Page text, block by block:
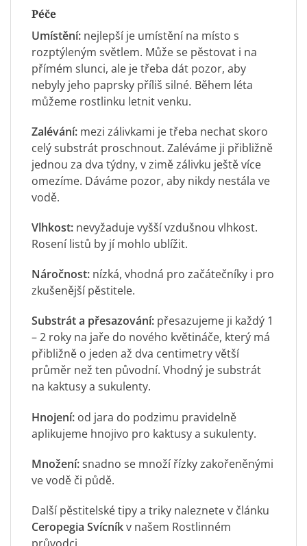
Péče
Umístění: nejlepší je umístění na místo s
rozptýleným světlem. Může se pěstovat i na
přímém slunci, ale je třeba dát pozor, aby
nebyly jeho paprsky příliš silné. Během léta
můžeme rostlinku letnit venku.
Zalévání: mezi zálivkami je třeba nechat skoro
celý substrát proschnout. Zaléváme ji přibližně
jednou za dva týdny, v zimě zálivku ještě více
omezíme. Dáváme pozor, aby nikdy nestála ve
vodě.
Vlhkost: nevyžaduje vyšší vzdušnou vlhkost.
Rosení listů by jí mohlo ublížit.
Náročnost: nízká, vhodná pro začátečníky i pro
zkušenější pěstitele.
Substrát a přesazování: přesazujeme ji každý 1
– 2 roky na jaře do nového květináče, který má
přibližně o jeden až dva centimetry větší
průměr než ten původní. Vhodný je substrát
na kaktusy a sukulenty.
Hnojení: od jara do podzimu pravidelně
aplikujeme hnojivo pro kaktusy a sukulenty.
Množení:snadno se množí řízky zakořeněnými
ve vodě či půdě.
Další pěstitelské tipy a triky naleznete v článku
Ceropegia Svícníkv našem Rostlinném